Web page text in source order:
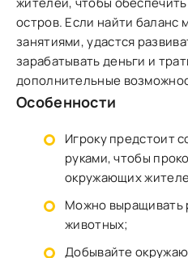
остров. Если найти баланс
занятиями, удастся
зарабатывать деньги и
дополнительные
Особенности
Игроку предстоит
руками, чтобы
окружающих
Можно выращивать
животных;
Добывайте